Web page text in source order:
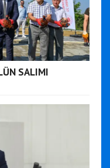
SALIMI